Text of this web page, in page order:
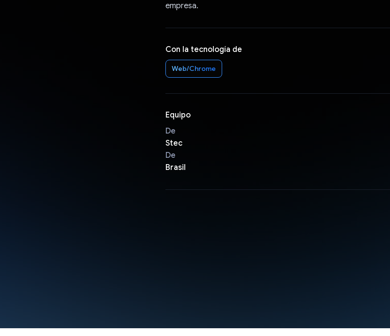
empresa.
Con la tecnología de
Web/Chrome
Equipo
De
Stec
De
Brasil